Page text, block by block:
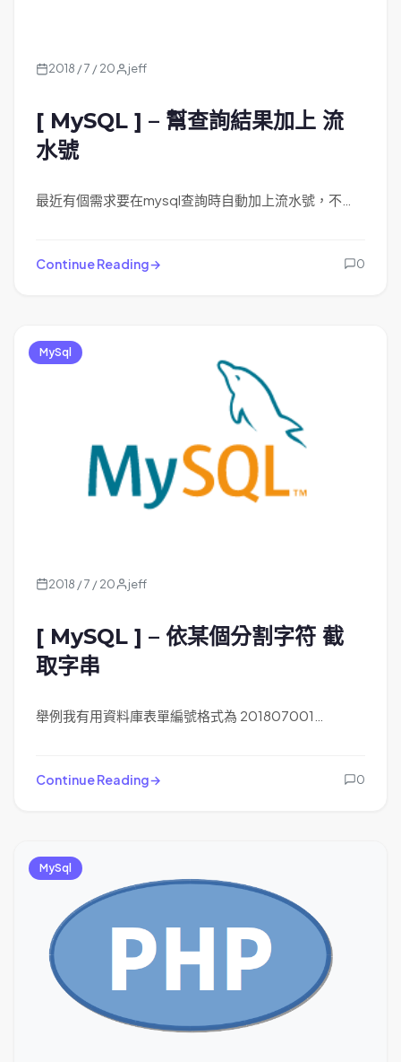
2018 / 7 / 20 jeff
[ MySQL ] – 幫查詢結果加上 流
水號
最近有個需求要在mysql查詢時自動加上流水號，不…
Continue Reading 0
MySql
2018 / 7 / 20 jeff
[ MySQL ] – 依某個分割字符 截
取字串
舉例我有用資料庫表單編號格式為 201807001…
Continue Reading 0
MySql